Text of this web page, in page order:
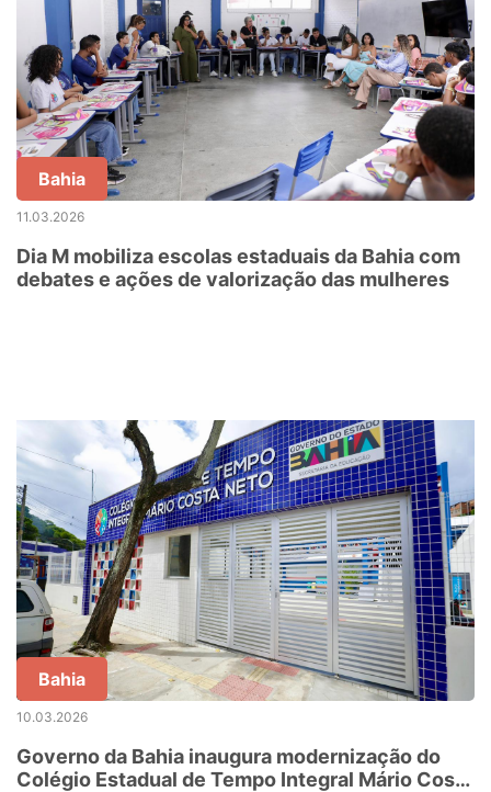
Bahia
11.03.2026
Dia M mobiliza escolas estaduais da Bahia com
debates e ações de valorização das mulheres
Bahia
10.03.2026
Governo da Bahia inaugura modernização do
Colégio Estadual de Tempo Integral Mário Costa